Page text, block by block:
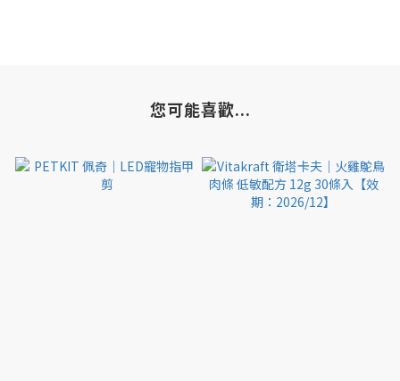
您可能喜歡...